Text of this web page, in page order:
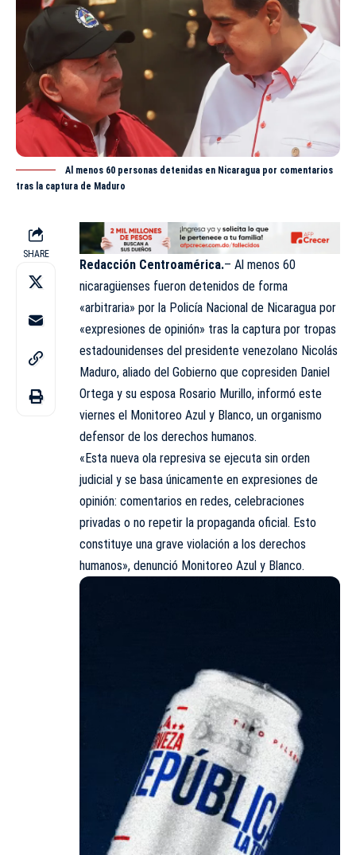
Al menos 60 personas detenidas en Nicaragua por comentarios
tras la captura de Maduro
SHARE
Redacción Centroamérica.– Al menos 60
nicaragüenses fueron detenidos de forma
«arbitraria» por la Policía Nacional de Nicaragua por
«expresiones de opinión» tras la captura por tropas
estadounidenses del presidente venezolano Nicolás
Maduro, aliado del Gobierno que copresiden Daniel
Ortega y su esposa Rosario Murillo, informó este
viernes el Monitoreo Azul y Blanco, un organismo
defensor de los derechos humanos.
«Esta nueva ola represiva se ejecuta sin orden
judicial y se basa únicamente en expresiones de
opinión: comentarios en redes, celebraciones
privadas o no repetir la propaganda oficial. Esto
constituye una grave violación a los derechos
humanos», denunció Monitoreo Azul y Blanco.